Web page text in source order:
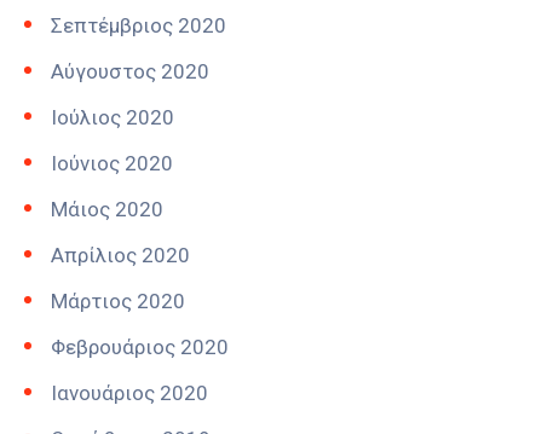
Σεπτέμβριος 2020
Αύγουστος 2020
Ιούλιος 2020
Ιούνιος 2020
Μάιος 2020
Απρίλιος 2020
Μάρτιος 2020
Φεβρουάριος 2020
Ιανουάριος 2020